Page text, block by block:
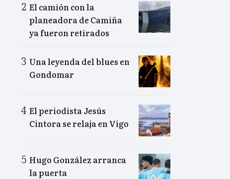
El camión con la
planeadora de Camiña
ya fueron retirados
Una leyenda del blues en
Gondomar
El periodista Jesús
Cintora se relaja en Vigo
Hugo González arranca
la puerta